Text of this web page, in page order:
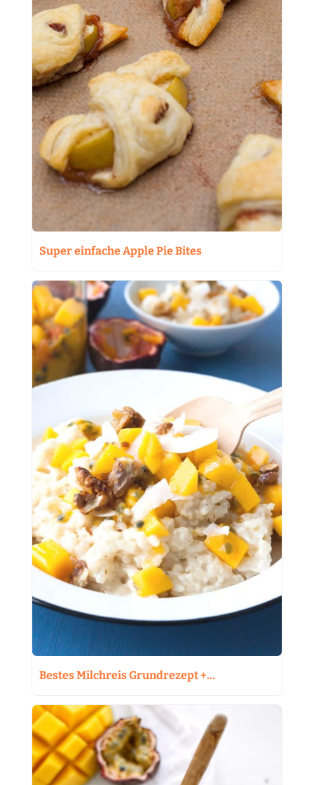
Super einfache Apple Pie Bites
Bestes Milchreis Grundrezept +…